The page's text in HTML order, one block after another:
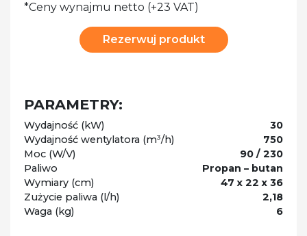
*Ceny wynajmu netto (+23 VAT)
Rezerwuj produkt
PARAMETRY:
Wydajność (kW)
30
Wydajność wentylatora (m³/h)
750
Moc (W/V)
90 / 230
Paliwo
Propan – butan
Wymiary (cm)
47 x 22 x 36
Zużycie paliwa (l/h)
2,18
Waga (kg)
6